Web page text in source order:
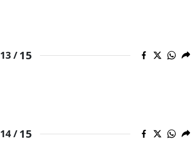
13 /15
14 /15